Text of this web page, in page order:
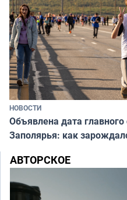
НОВОСТИ
Объявлена дата
Заполярья: как
АВТОРСКОЕ